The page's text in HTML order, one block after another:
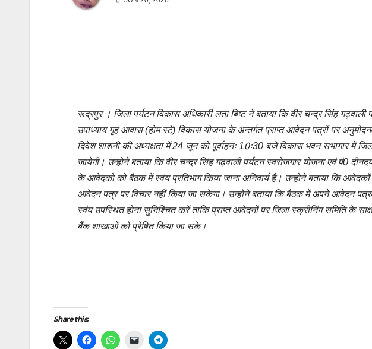
रूद्रपुर । जिला पर्यटन विकास अधिकारी लता बिष्ट ने बताया कि वीर चन्द्र सिंह गढ़वाली
उपाध्याय गृह आवास (होम स्टे) विकास योजना के अन्तर्गत प्राप्त आवेदन पत्रों पर
दिवेश शाशनी की अध्यक्षता में 24 जून को पूर्वाहनः 10ः30 बजे विकास भवन सभागार में
जायेगी। उन्होने बताया कि वीर चन्द्र सिंह गढ़वाली पर्यटन स्वरोजगार योजना एवं पं0
के आवेदको को बैठक में स्वंय प्रतिभाग किया जाना अनिवार्य है। उन्होने बताया कि आवेदकों
आवेदन पत्र पर विचार नहीं किया जा सकेगा। उन्होने बताया कि बैठक में अपने आवेदन
स्वंय उपस्थित होना सुनिश्चित करें ताकि प्राप्त आवेदनों पर जिला स्क्रीनिंग समिति के
बैंक शाखाओं को प्रेषित किया जा सके।
navigation
Share this: